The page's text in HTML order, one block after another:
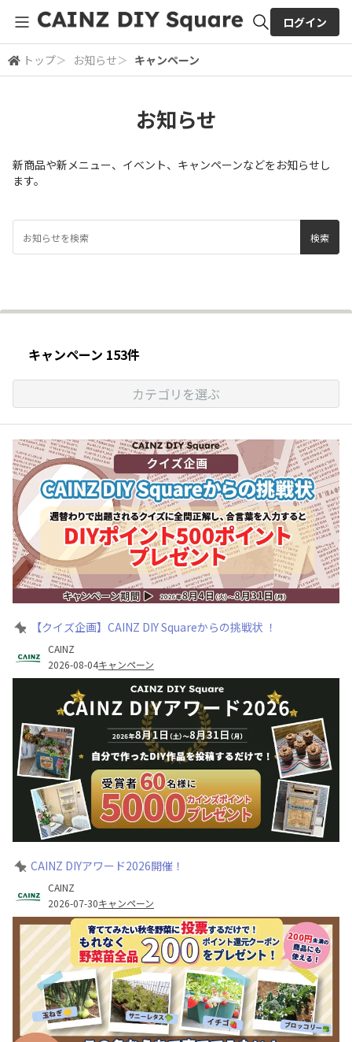
全体検索
ログイン
トップ＞ お知らせ＞ キャンペーン
お知らせ
新商品や新メニュー、イベント、キャンペーンなどをお知らせし
ます。
キャンペーン 153件
カテゴリを選ぶ
【クイズ企画】CAINZ DIY Squareからの挑戦状 ！
CAINZ
2026-08-04キャンペーン
CAINZ DIYアワード2026開催！
CAINZ
2026-07-30キャンペーン